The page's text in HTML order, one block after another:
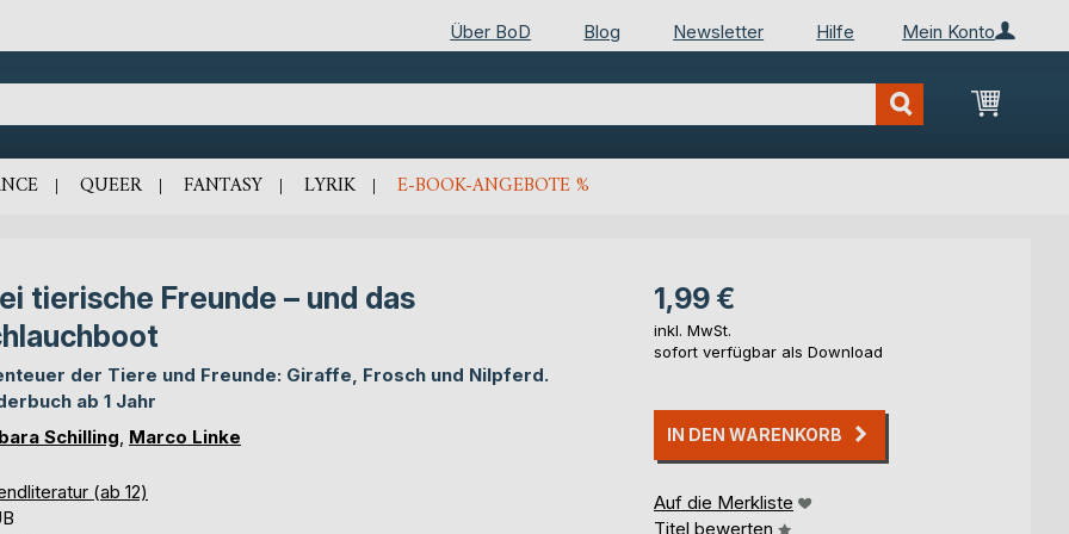
Mein Konto
Über BoD Blog Newsletter Hilfe
Mein
QUEER FANTASY LYRIK E-BOOK-ANGEBOTE %
tierische Freunde – und das
der Tiere und Freunde: Giraffe, Frosch und Nilpferd.
ab 1 Jahr
Schilling Marco Linke
(ab 12)
1,99 €
inkl. MwSt.
sofort verfügbar als Download
IN DEN WARENKORB
Auf die Merkliste
Titel bewerten